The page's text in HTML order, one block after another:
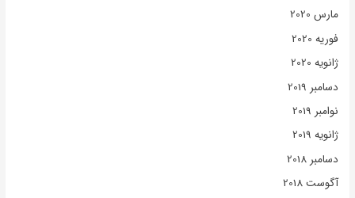
مارس 2020
فوریه 2020
ژانویه 2020
دسامبر 2019
نوامبر 2019
ژانویه 2019
دسامبر 2018
آگوست 2018